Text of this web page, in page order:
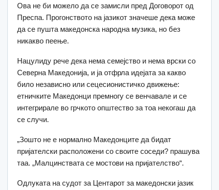
Ова не би можело да се замисли пред Договорот од
Преспа. Прогонството на јазикот значеше дека може
да се пушта македонска народна музика, но без
никакво пеење.
Нацулиду рече дека нема семејство и нема врски со
Северна Македонија, и ја отфрла идејата за какво
било независно или сецесионистичко движење:
етничките Македонци премногу се венчавале и се
интегрирале во грчкото општество за тоа некогаш да
се случи.
„Зошто не е нормално Македонците да бидат
пријателски расположени со своите соседи? прашува
таа. „Малцинствата се мостови на пријателство“.
Одлуката на судот за Центарот за македонски јазик